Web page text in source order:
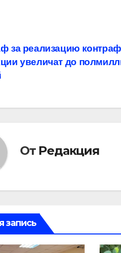
за реализацию
увеличат до
От Редакция
запись